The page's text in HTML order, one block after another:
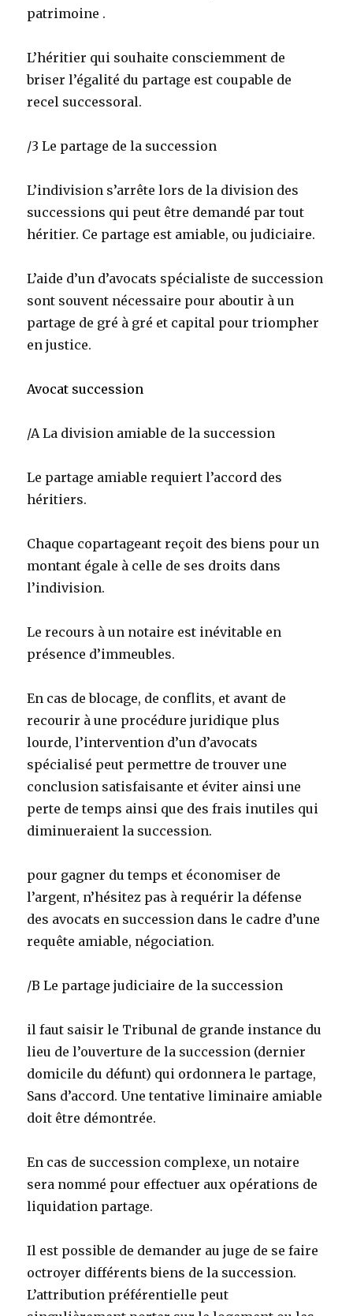
patrimoine .
L’héritier qui souhaite consciemment de
briser l’égalité du partage est coupable de
recel successoral.
/3 Le partage de la succession
L’indivision s’arrête lors de la division des
successions qui peut être demandé par tout
héritier. Ce partage est amiable, ou judiciaire.
L’aide d’un d’avocats spécialiste de succession
sont souvent nécessaire pour aboutir à un
partage de gré à gré et capital pour triompher
en justice.
Avocat succession
/A La division amiable de la succession
Le partage amiable requiert l’accord des
héritiers.
Chaque copartageant reçoit des biens pour un
montant égale à celle de ses droits dans
l’indivision.
Le recours à un notaire est inévitable en
présence d’immeubles.
En cas de blocage, de conflits, et avant de
recourir à une procédure juridique plus
lourde, l’intervention d’un d’avocats
spécialisé peut permettre de trouver une
conclusion satisfaisante et éviter ainsi une
perte de temps ainsi que des frais inutiles qui
diminueraient la succession.
pour gagner du temps et économiser de
l’argent, n’hésitez pas à requérir la défense
des avocats en succession dans le cadre d’une
requête amiable, négociation.
/B Le partage judiciaire de la succession
il faut saisir le Tribunal de grande instance du
lieu de l’ouverture de la succession (dernier
domicile du défunt) qui ordonnera le partage,
Sans d’accord. Une tentative liminaire amiable
doit être démontrée.
En cas de succession complexe, un notaire
sera nommé pour effectuer aux opérations de
liquidation partage.
Il est possible de demander au juge de se faire
octroyer différents biens de la succession.
L’attribution préférentielle peut